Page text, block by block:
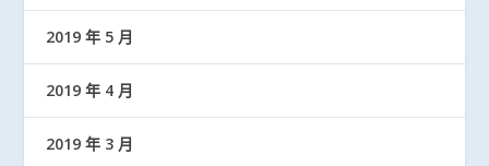
2019 年 5 月
2019 年 4 月
2019 年 3 月